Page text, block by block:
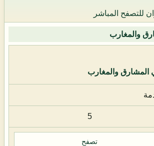
للتصفح المباشر
والمغارب
والمغارب
5
تصفح